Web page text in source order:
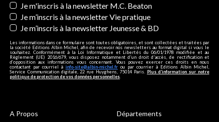
Je m'inscris à la newsletter M.C. Beaton
Je m’inscris à la newsletter Vie pratique
Je m’inscris à la newsletter Jeunesse & BD
Les informations dans ce formulaire sont toutes obligatoires, et sont collectées et traitées par
la société Editions Albin Michel, afin de recevoir nos newsletters au format digital si vous le
souhaitez. Conformément à la Loi Informatique et Libertés du 06/01/1978 modifiée et au
Règlement (UE) 2016/679, vous disposez notamment d'un droit d'accès, de rectification et
d’opposition aux informations vous concernant. Vous pouvez exercer ces droits en nous
contactant par courriel à info-site@albin-michel.fr ou par courrier à Editions Albin Michel,
Service Communication digitale, 22 rue Huyghens, 75014 Paris. Plus d’information sur notre
politique de protection de vos données personnelles
A Propos Départements